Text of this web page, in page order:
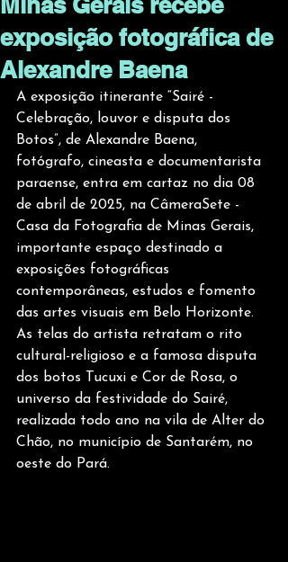
exposição fotográfica de
Alexandre Baena
A exposição itinerante “Sairé -
Celebração, louvor e disputa dos
Botos”, de Alexandre Baena,
fotógrafo, cineasta e documentarista
paraense, entra em cartaz no dia 08
de abril de 2025, na CâmeraSete -
Casa da Fotografia de Minas Gerais,
importante espaço destinado a
exposições fotográficas
contemporâneas, estudos e fomento
das artes visuais em Belo Horizonte.
As telas do artista retratam o rito
cultural-religioso e a famosa disputa
dos botos Tucuxi e Cor de Rosa, o
universo da festividade do Sairé,
realizada todo ano na vila de Alter do
Chão, no município de Santarém, no
oeste do Pará.